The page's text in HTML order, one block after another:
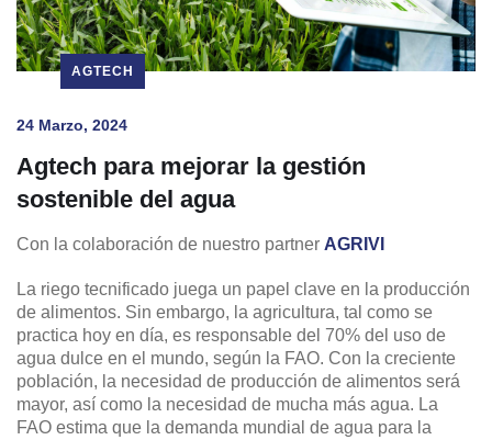
AGTECH
24 Marzo, 2024
Agtech para mejorar la gestión
sostenible del agua
Con la colaboración de nuestro partner AGRIVI
La riego tecnificado juega un papel clave en la producción
de alimentos. Sin embargo, la agricultura, tal como se
practica hoy en día, es responsable del 70% del uso de
agua dulce en el mundo, según la FAO. Con la creciente
población, la necesidad de producción de alimentos será
mayor, así como la necesidad de mucha más agua. La
FAO estima que la demanda mundial de agua para la